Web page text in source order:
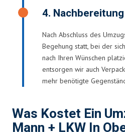
4.
Nach Abschluss des
Begehung statt, bei der
nach Ihren Wünschen
entsorgen wir auch
mehr benötigte
Was Kostet Ein
Mann + LKW In